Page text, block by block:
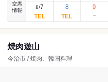
空席
情報
8/7 8 9
焼肉遊山
今治市 / 焼肉、韓国料理